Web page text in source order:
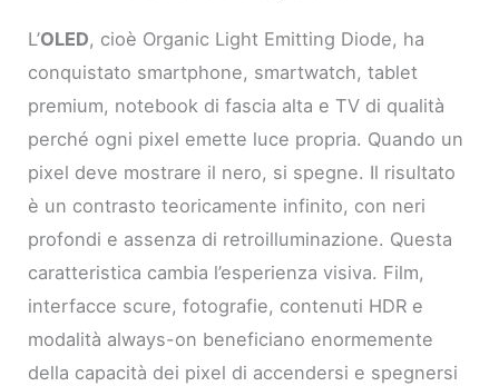
L’OLED, cioè Organic Light Emitting Diode, ha
conquistato smartphone, smartwatch, tablet
premium, notebook di fascia alta e TV di qualità
perché ogni pixel emette luce propria. Quando un
pixel deve mostrare il nero, si spegne. Il risultato
è un contrasto teoricamente infinito, con neri
profondi e assenza di retroilluminazione. Questa
caratteristica cambia l’esperienza visiva. Film,
interfacce scure, fotografie, contenuti HDR e
modalità always-on beneficiano enormemente
della capacità dei pixel di accendersi e spegnersi